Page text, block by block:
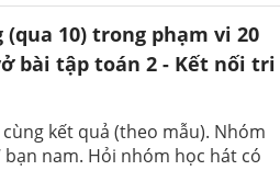
(qua 10) trong phạm vi 20
bài tập toán 2 - Kết nối tri
kết quả (theo mẫu). Nhóm
nam. Hỏi nhóm học hát có